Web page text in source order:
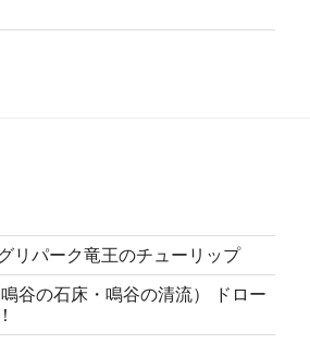
リパーク竜王のチューリップ
谷の石床・鳴谷の清流） ドロー